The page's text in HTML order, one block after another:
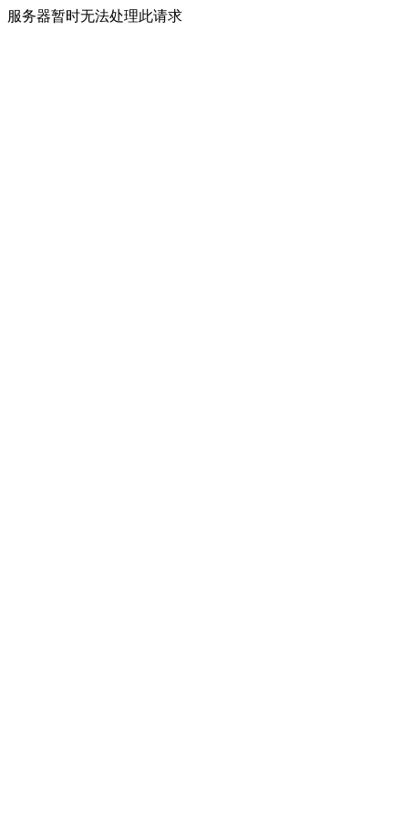
服务器暂时无法处理此请求